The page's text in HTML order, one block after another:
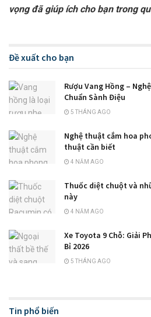
vọng đã giúp ích cho bạn trong
Đề xuất cho bạn
Rượu Vang Hồng –
Chuẩn Sành Điệu
5 THÁNG AGO
Nghệ thuật cắm hoa
thuật cần biết
4 NĂM AGO
Thuốc diệt chuột và
này
4 NĂM AGO
Xe Toyota 9 Chỗ: Giải
Bỉ 2026
5 THÁNG AGO
Tin phổ biến